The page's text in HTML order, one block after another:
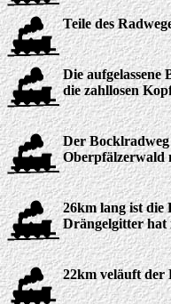
Teile des
Die
die zahllosen
Der
Oberpfälzerwald
26km lang ist die
Drängelgitter hat
22km veläuft der